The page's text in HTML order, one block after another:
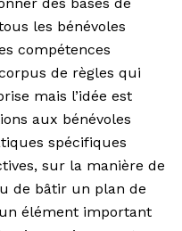
les bénévoles
compétences
de règles qui
mais l’idée est
aux bénévoles
spé­cifiques
sur la manière de
de bâtir un plan de
élément important